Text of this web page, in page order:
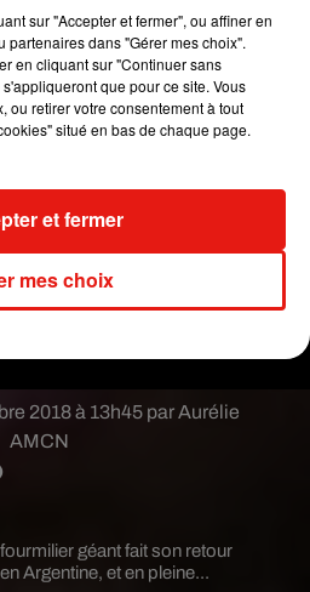
2018 à 13h45 par Aurélie
AMCN
géant fait son retour
en Argentine, et en pleine...
sur "Accepter et fermer", ou affiner en
partenaires dans "Gérer mes choix".
en cliquant sur "Continuer sans
que pour ce site. Vous
ou retirer votre consentement à tout
situé en bas de chaque page.
mes choix
et fermer